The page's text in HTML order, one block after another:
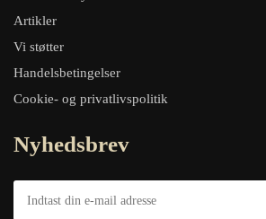
Artikler
Vi støtter
Handelsbetingelser
Cookie- og privatlivspolitik
Nyhedsbrev